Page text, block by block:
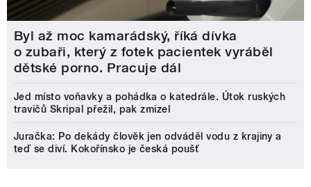
Byl až moc kamarádský, říká dívka
o zubaři, který z fotek pacientek vyráběl
dětské porno. Pracuje dál
Jed místo voňavky a pohádka o katedrále. Útok ruských
travičů Skripal přežil, pak zmizel
Juračka: Po dekády člověk jen odváděl vodu z krajiny a
teď se diví. Kokořínsko je česká poušť